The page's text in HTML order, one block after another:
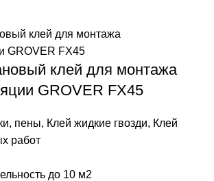
клей для монтажа
GROVER FX45
пены, Клей жидкие гвозди, Клей
работ
до 10 м2